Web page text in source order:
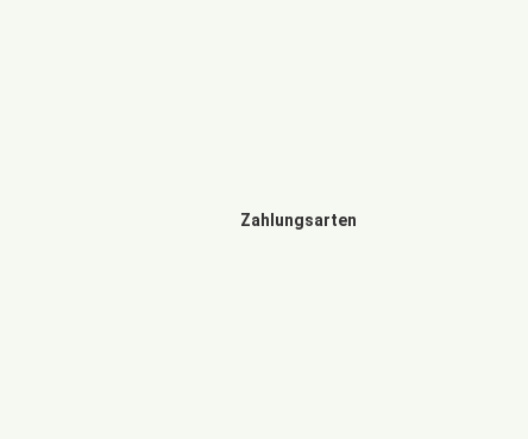
Zahlungsarten